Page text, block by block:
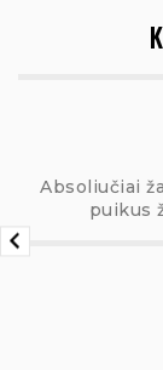
Absoliučiai
puikus